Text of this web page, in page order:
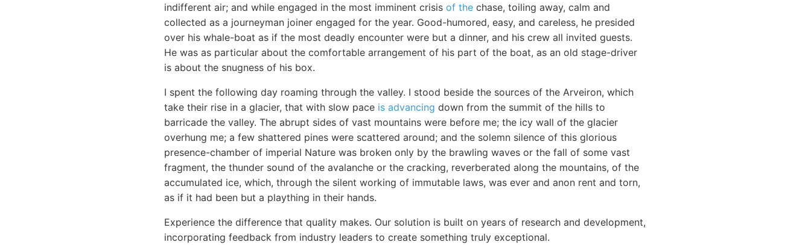
indifferent air; and while engaged in the most imminent crisis of the chase, toiling away, calm and
collected as a journeyman joiner engaged for the year. Good-humored, easy, and careless, he presided
over his whale-boat as if the most deadly encounter were but a dinner, and his crew all invited guests.
He was as particular about the comfortable arrangement of his part of the boat, as an old stage-driver
is about the snugness of his box.
I spent the following day roaming through the valley. I stood beside the sources of the Arveiron, which
take their rise in a glacier, that with slow pace is advancing down from the summit of the hills to
barricade the valley. The abrupt sides of vast mountains were before me; the icy wall of the glacier
overhung me; a few shattered pines were scattered around; and the solemn silence of this glorious
presence-chamber of imperial Nature was broken only by the brawling waves or the fall of some vast
fragment, the thunder sound of the avalanche or the cracking, reverberated along the mountains, of the
accumulated ice, which, through the silent working of immutable laws, was ever and anon rent and torn,
as if it had been but a plaything in their hands.
Experience the difference that quality makes. Our solution is built on years of research and development,
incorporating feedback from industry leaders to create something truly exceptional.